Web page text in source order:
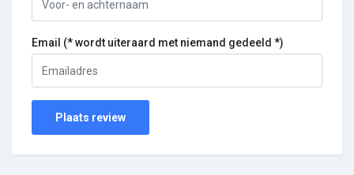
Email (* wordt uiteraard met niemand gedeeld *)
Plaats review